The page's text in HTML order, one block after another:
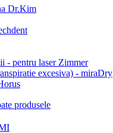
Dr.Kim
- pentru laser Zimmer
excesiva) - miraDry
produsele